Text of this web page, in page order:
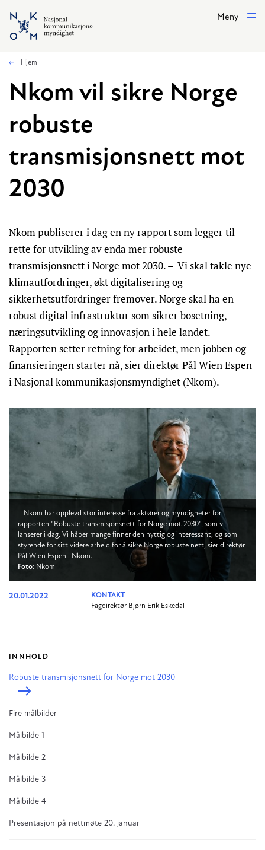
Hopp til hovedinnhold
Meny
Hjem
Nkom vil sikre Norge
robuste
transmisjonsnett mot
2030
Nkom publiserer i dag en ny rapport som legger til
rette for utvikling av enda mer robuste
transmisjonsnett i Norge mot 2030. – Vi skal takle nye
klimautfordringer, økt digitalisering og
sikkerhetsutfordringer fremover. Norge skal ha en
robust digital infrastruktur som sikrer bosetning,
næringsutvikling og innovasjon i hele landet.
Rapporten setter retning for arbeidet, men jobben og
finansieringen starter nå, sier direktør Pål Wien Espen
i Nasjonal kommunikasjonsmyndighet (Nkom).
– Nkom har opplevd stor interesse fra aktører og myndigheter for
rapporten "Robuste transmisjonsnett for Norge mot 2030", som vi
lanserer i dag. Vi håper mange finner den nyttig og interessant, og som
styrende for sitt videre arbeid for å sikre Norge robuste nett, sier direktør
Pål Wien Espen i Nkom.
Foto: Nkom
20.01.2022
KONTAKT
Fagdirektør Bjørn Erik Eskedal
INNHOLD
Robuste transmisjonsnett for Norge mot 2030
Fire målbilder
Målbilde 1
Målbilde 2
Målbilde 3
Målbilde 4
Presentasjon på nettmøte 20. januar